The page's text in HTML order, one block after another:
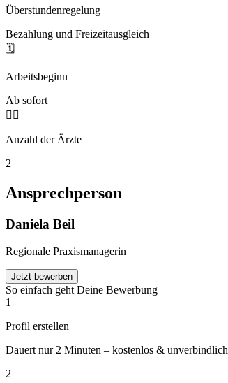
Überstundenregelung
Bezahlung und Freizeitausgleich
🗓️
Arbeitsbeginn
Ab sofort
🧑‍⚕️
Anzahl der Ärzte
2
Ansprechperson
Daniela Beil
Regionale Praxismanagerin
Jetzt bewerben
So einfach geht Deine Bewerbung
1
Profil erstellen
Dauert nur 2 Minuten – kostenlos & unverbindlich
2